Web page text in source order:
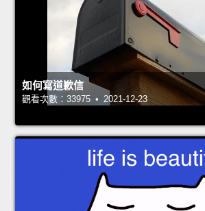
如何寫道歉信
觀看次數：33975 • 2021-12-23